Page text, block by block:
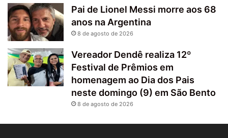
Pai de Lionel Messi morre aos 68
anos na Argentina
8 de agosto de 2026
Vereador Dendê realiza 12º
Festival de Prêmios em
homenagem ao Dia dos Pais
neste domingo (9) em São Bento
8 de agosto de 2026